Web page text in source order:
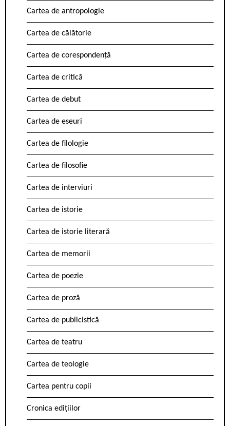
Cartea de antropologie
Cartea de călătorie
Cartea de corespondență
Cartea de critică
Cartea de debut
Cartea de eseuri
Cartea de filologie
Cartea de filosofie
Cartea de interviuri
Cartea de istorie
Cartea de istorie literară
Cartea de memorii
Cartea de poezie
Cartea de proză
Cartea de publicistică
Cartea de teatru
Cartea de teologie
Cartea pentru copii
Cronica edițiilor